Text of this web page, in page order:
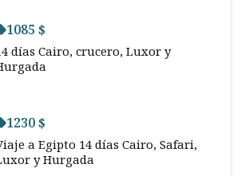
1085 $
días Cairo, crucero, Luxor y
1230 $
a Egipto 14 días Cairo, Safari,
y Hurgada